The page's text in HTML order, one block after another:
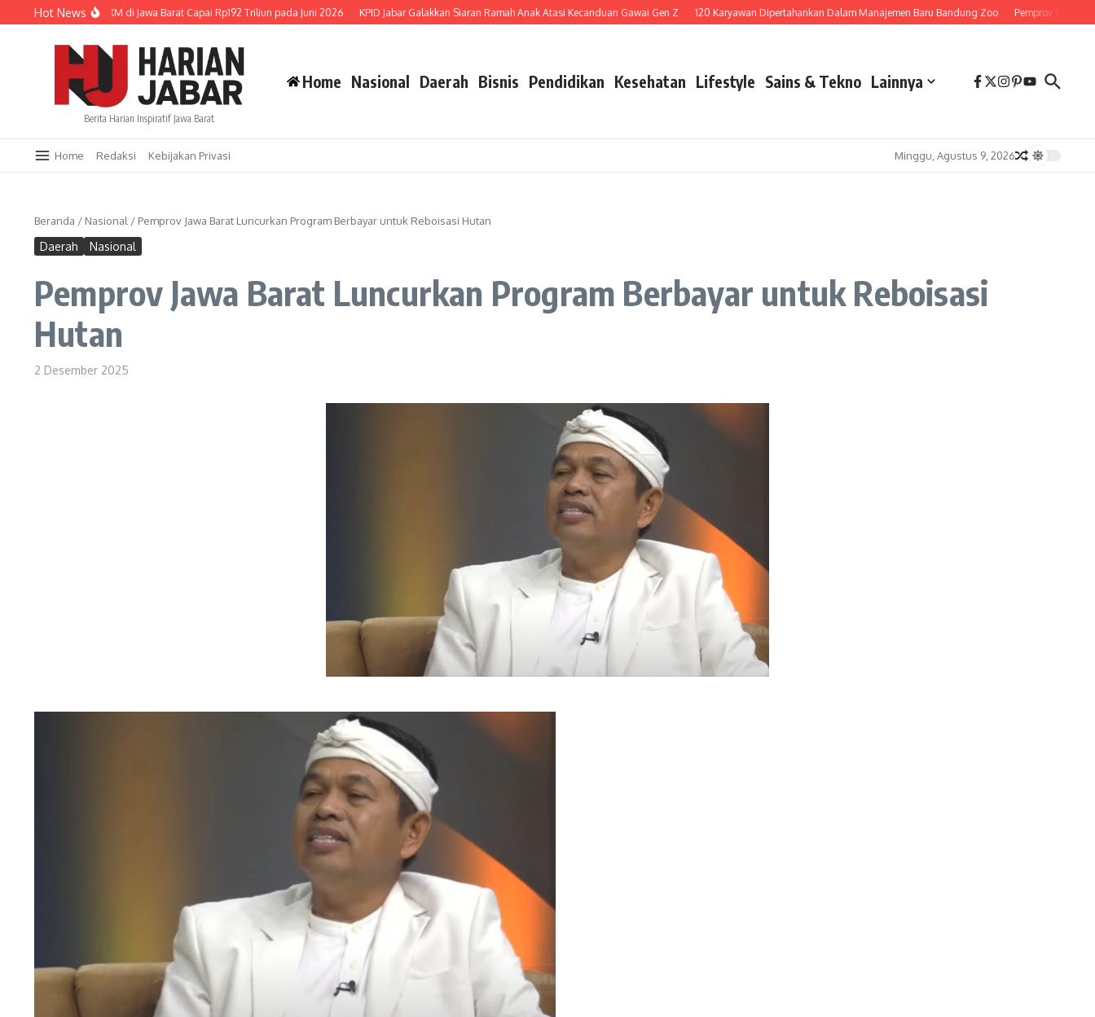
Lewati ke konten
Hot News
Kredit UMKM di Jawa Barat Capai Rp192 Triliun pada Juni 2026 KPID Jabar Galakkan Siaran Ramah Anak Atasi Kecanduan Gawai Gen Z 120 Karyawan Dipertahankan Dalam Manajemen Baru Bandung Zoo Pemprov Jawa Barat
Berita Harian Inspiratif Jawa Barat
Home Nasional Daerah Bisnis Pendidikan Kesehatan Lifestyle Sains & Tekno Lainnya
Home Redaksi Kebijakan Privasi Minggu, Agustus 9, 2026
Beranda / Nasional / Pemprov Jawa Barat Luncurkan Program Berbayar untuk Reboisasi Hutan
Daerah Nasional
Pemprov Jawa Barat Luncurkan Program Berbayar untuk Reboisasi
Hutan
2 Desember 2025